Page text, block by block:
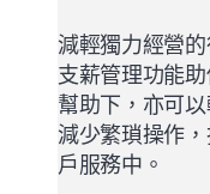
減輕獨力經營
支薪管理功能
幫助下，亦可
減少繁瑣操作
戶服務中。